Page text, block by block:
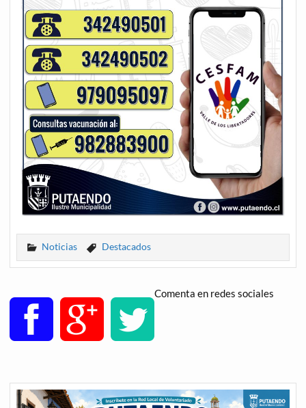
Noticias Destacados
Comenta en redes sociales